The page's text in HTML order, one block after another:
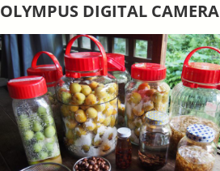
OLYMPUS DIGITAL CAMERA